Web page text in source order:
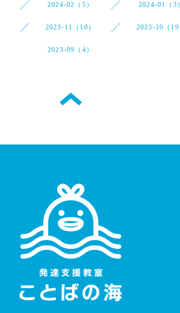
2024-02（5） 2024-01（3
2023-11（10） 2023-10（
2023-09（4）